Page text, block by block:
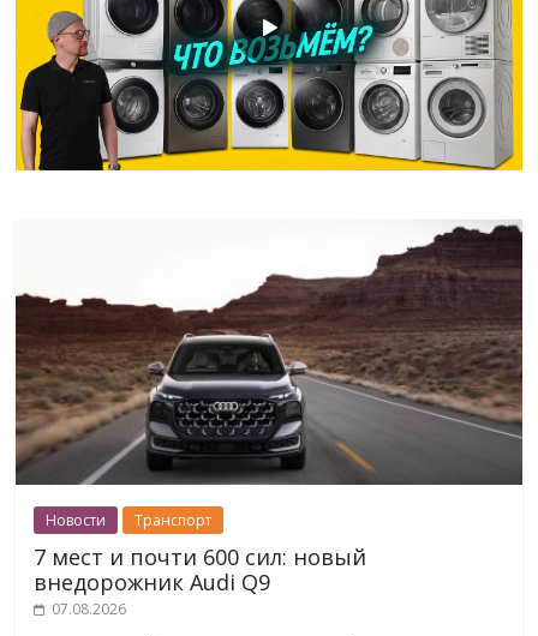
Новости Транспорт
7 мест и почти 600 сил: новый
внедорожник Audi Q9
07.08.2026